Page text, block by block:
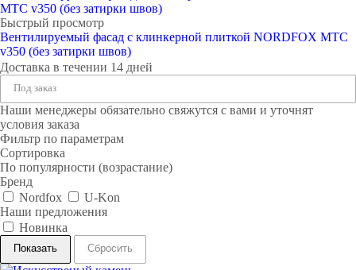
Быстрый просмотр
Вентилируемый фасад с клинкерной плиткой NORDFOX МТС
v350 (без затирки швов)
Доставка в течении 14 дней
Под заказ
Наши менеджеры обязательно свяжутся с вами и уточнят
условия заказа
Фильтр по параметрам
Сортировка
По популярности (возрастание)
Бренд
Nordfox
U-Kon
Наши предложения
Новинка
Сбросить